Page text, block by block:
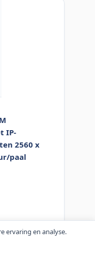
ervaring en analyse.
IP-
2560 x
paal